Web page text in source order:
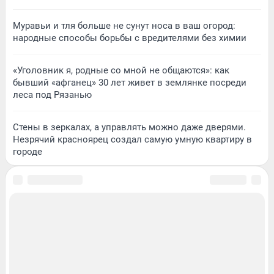
Муравьи и тля больше не сунут носа в ваш огород:
народные способы борьбы с вредителями без химии
«Уголовник я, родные со мной не общаются»: как
бывший «афганец» 30 лет живет в землянке посреди
леса под Рязанью
Стены в зеркалах, а управлять можно даже дверями.
Незрячий красноярец создал самую умную квартиру в
городе